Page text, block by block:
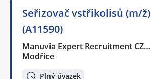
Seřizovač vstřikolisů (m/ž)
(A11590)
Manuvia Expert Recruitment CZ…
Modřice
Plný úvazek